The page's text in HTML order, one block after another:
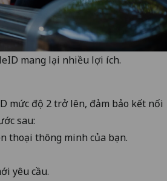
mang lại nhiều lợi ích.
mức độ 2 trở lên, đảm bảo kết nối
sau:
thoại thông minh của bạn.
yêu cầu.